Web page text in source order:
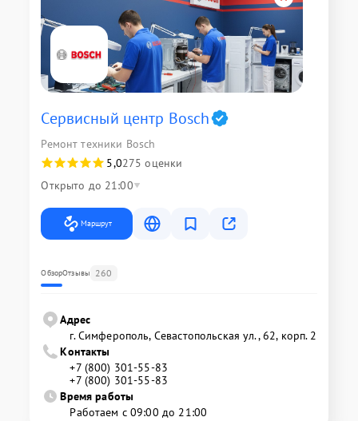
Сервисный центр Bosch
Ремонт техники Bosch
5,0275 оценки
Открыто до 21:00
Маршрут
ОбзорОтзывы 260
Адрес
г. Симферополь, Севастопольская ул., 62, корп. 2
Контакты
+7 (800) 301-55-83
+7 (800) 301-55-83
Время работы
Работаем с 09:00 до 21:00